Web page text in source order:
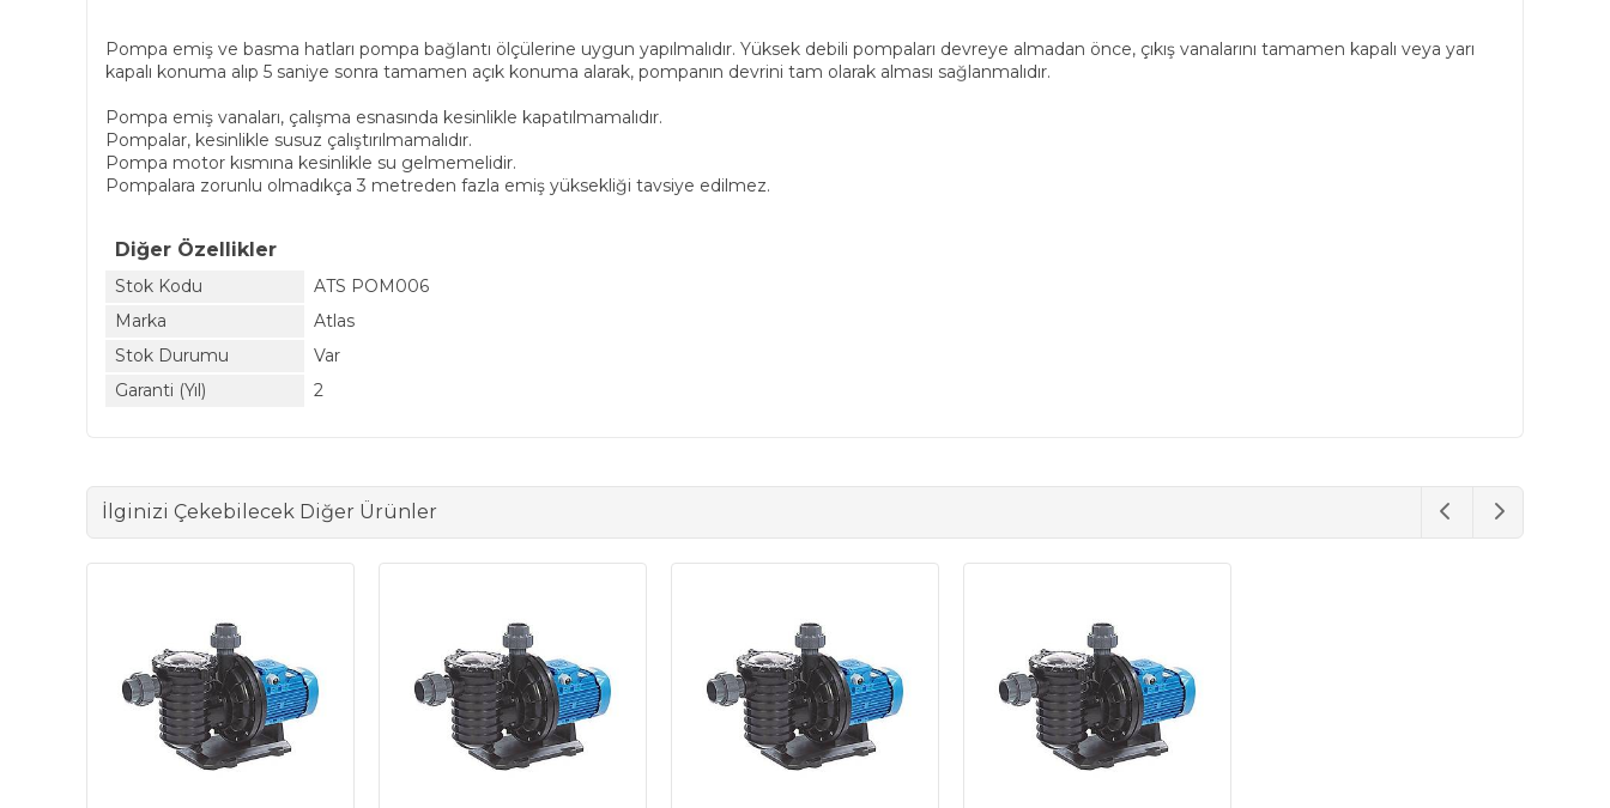
Pompa emiş ve basma hatları pompa bağlantı ölçülerine uygun yapılmalıdır. Yüksek debili pompaları devreye almadan önce, çıkış vanalarını tamamen kapalı veya yarı
kapalı konuma alıp 5 saniye sonra tamamen açık konuma alarak, pompanın devrini tam olarak alması sağlanmalıdır.
Pompa emiş vanaları, çalışma esnasında kesinlikle kapatılmamalıdır.
Pompalar, kesinlikle susuz çalıştırılmamalıdır.
Pompa motor kısmına kesinlikle su gelmemelidir.
Pompalara zorunlu olmadıkça 3 metreden fazla emiş yüksekliği tavsiye edilmez.
Diğer Özellikler
Stok Kodu
ATS POM006
Marka
Atlas
Stok Durumu
Var
Garanti (Yıl)
2
İlginizi Çekebilecek Diğer Ürünler